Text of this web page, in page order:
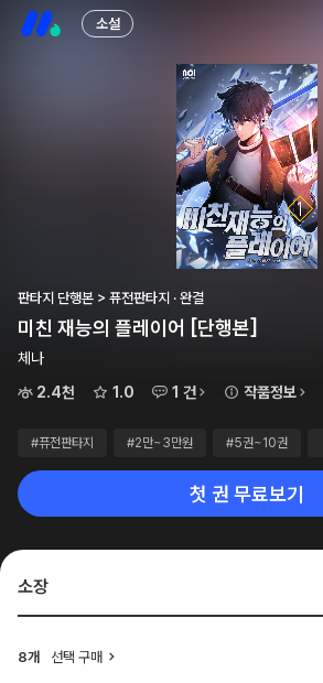
소설
판타지 단행본 > 퓨전판타지 · 완결
미친 재능의 플레이어 [단행본]
체나
2.4천
1.0 1 건 작품정보
#퓨전판타지 #2만~3만원 #5권~10권
첫 권 무료보기
소장
8개 선택 구매